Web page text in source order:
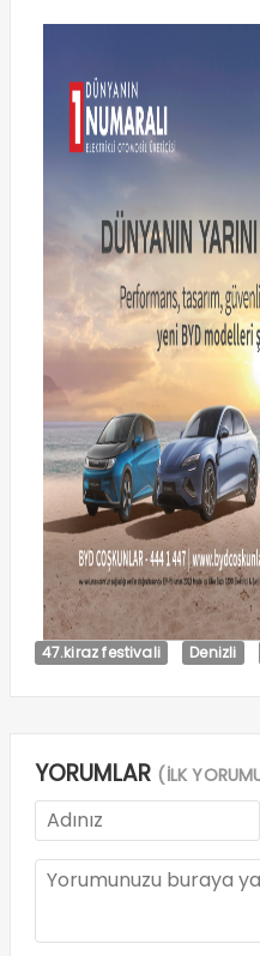
47.kiraz festivali Denizli
YORUMLAR (İLK